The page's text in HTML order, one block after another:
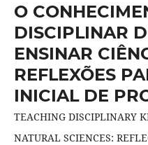
O
DISCIPLINAR
ENSINAR
REFLEXÕES
INICIAL DE
TEACHING DISCIPLINARY
NATURAL SCIENCES: